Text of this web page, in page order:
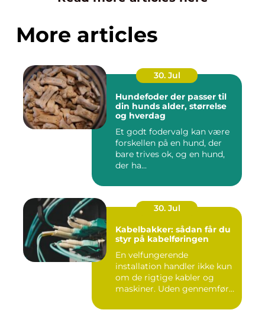
More articles
30. Jul
Hundefoder der passer til
din hunds alder, størrelse
og hverdag
Et godt fodervalg kan være
forskellen på en hund, der
bare trives ok, og en hund,
der ha...
30. Jul
Kabelbakker: sådan får du
styr på kabelføringen
En velfungerende
installation handler ikke kun
om de rigtige kabler og
maskiner. Uden gennemført